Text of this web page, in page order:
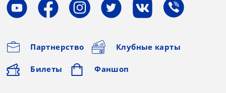
Партнерство Клубные карты
Билеты Фаншоп